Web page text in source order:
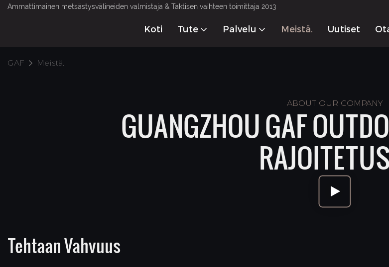
Ammattimainen metsästysvälineiden valmistaja & Taktisen vaihteen toimittaja 2013
Koti Tute Palvelu Meistä. Uutiset
GAF Meistä.
ABOUT OUR COMPANY
GUANGZHOU GAF
Tehtaan Vahvuus